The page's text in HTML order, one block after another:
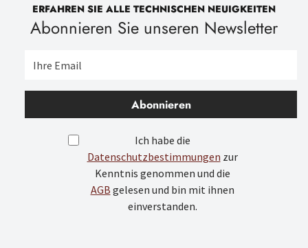
ERFAHREN SIE ALLE TECHNISCHEN NEUIGKEITEN
Abonnieren Sie unseren Newsletter
Abonnieren
Ich habe die
Datenschutzbestimmungen zur
Kenntnis genommen und die
AGB gelesen und bin mit ihnen
einverstanden.